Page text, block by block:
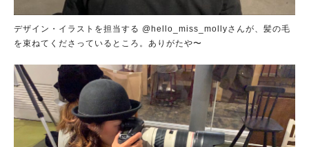
デザイン・イラストを担当する @hello_miss_mollyさんが、髪の毛
を束ねてくださっているところ。ありがたや〜